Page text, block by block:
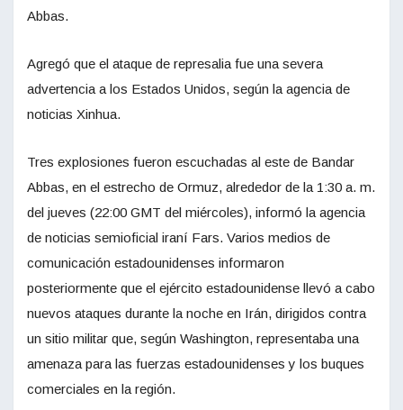
Abbas.
Agregó que el ataque de represalia fue una severa
advertencia a los Estados Unidos, según la agencia de
noticias Xinhua.
Tres explosiones fueron escuchadas al este de Bandar
Abbas, en el estrecho de Ormuz, alrededor de la 1:30 a. m.
del jueves (22:00 GMT del miércoles), informó la agencia
de noticias semioficial iraní Fars. Varios medios de
comunicación estadounidenses informaron
posteriormente que el ejército estadounidense llevó a cabo
nuevos ataques durante la noche en Irán, dirigidos contra
un sitio militar que, según Washington, representaba una
amenaza para las fuerzas estadounidenses y los buques
comerciales en la región.